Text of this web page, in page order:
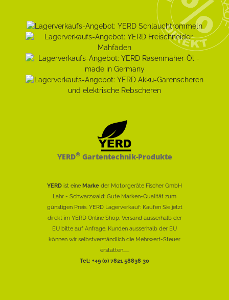
YERD®Gartentechnik-Produkte
YERD ist eine Marke der Motorgeräte Fischer GmbH
Lahr - Schwarzwald: Gute Marken-Qualität zum
günstigen Preis. YERD Lagerverkauf: Kaufen Sie jetzt
direkt im YERD Online Shop. Versand ausserhalb der
EU bitte auf Anfrage. Kunden ausserhalb der EU
können wir selbstverständlich die Mehrwert-Steuer
erstatten......
Tel.: +49 (0) 7821 58838 30